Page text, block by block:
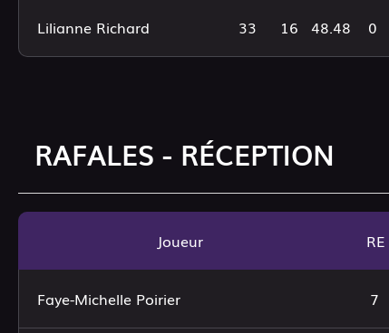
Lilianne Richard 33 16 48.48 0
RAFALES - RÉCEPTION
Joueur RE
Faye-Michelle Poirier 7